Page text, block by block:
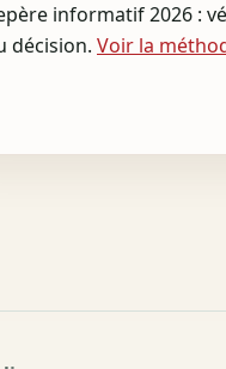
informatif 2026 :
décision. Voir la